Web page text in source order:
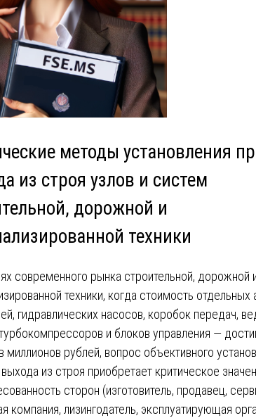
методы установления
из строя узлов и систем
дорожной и
техники
современного рынка строительной, дорожной
техники, когда стоимость отдельных
гидравлических насосов, коробок передач,
и блоков управления —
миллионов рублей, вопрос объективного
из строя приобретает критическое
сторон (изготовитель, продавец,
компания, лизингодатель, эксплуатирующая